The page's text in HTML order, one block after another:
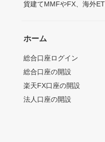
貨建てMMFやFX、海外
ホーム
総合口座ログイン
総合口座の開設
楽天FX口座の開設
法人口座の開設